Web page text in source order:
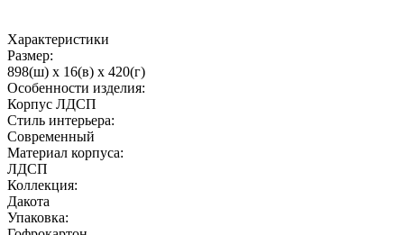
Характеристики
Размер:
898(ш) x 16(в) x 420(г)
Особенности изделия:
Корпус ЛДСП
Стиль интерьера:
Современный
Материал корпуса:
ЛДСП
Коллекция:
Дакота
Упаковка: